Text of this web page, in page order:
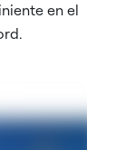
en el